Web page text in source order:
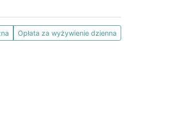
Opłata za wyżywienie dzienna